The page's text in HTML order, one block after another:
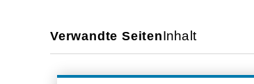
Verwandte SeitenInhalt